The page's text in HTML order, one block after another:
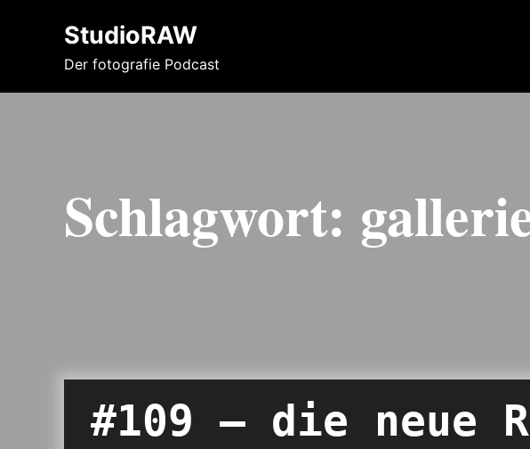
StudioRAW
Der fotografie Podcast
Schlagwort:
#109 – die neue